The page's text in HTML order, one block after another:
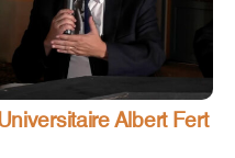
Albert Fert